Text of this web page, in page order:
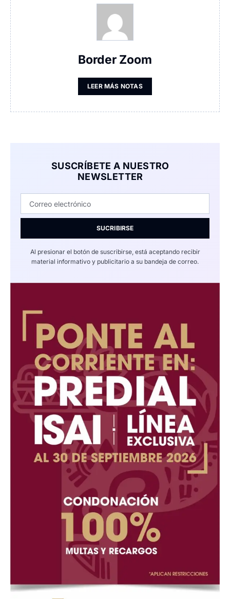
Border Zoom
LEER MÁS NOTAS
SUSCRÍBETE A NUESTRO
NEWSLETTER
SUCRIBIRSE
Al presionar el botón de suscribirse, está aceptando recibir
material informativo y publicitario a su bandeja de correo.